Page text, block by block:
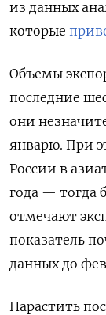
из данных
которые
Объемы
последние
они
январю. При
России в
года — тогда
отмечают
показатель
данных до
Нарастить